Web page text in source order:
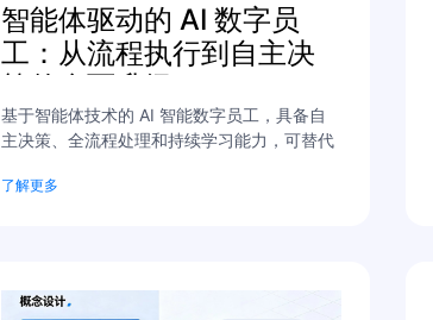
智能体驱动的 AI 数字员
工：从流程执行到自主决
策的全面升级
基于智能体技术的 AI 智能数字员工，具备自
主决策、全流程处理和持续学习能力，可替代
现数字化转型。
了解更多